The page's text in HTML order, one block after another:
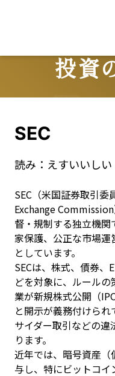
投資
SEC
読み： えすいいしい
SEC（米国証券取引
Exchange
督・規制する独立機
家保護、公正な市場
としています。
SECは、株式、債券、
どを対象に、ルール
業が新規株式公開（
と開示が義務付けら
サイダー取引などの違
ります。
近年では、暗号資産
与し、特にビットコイ